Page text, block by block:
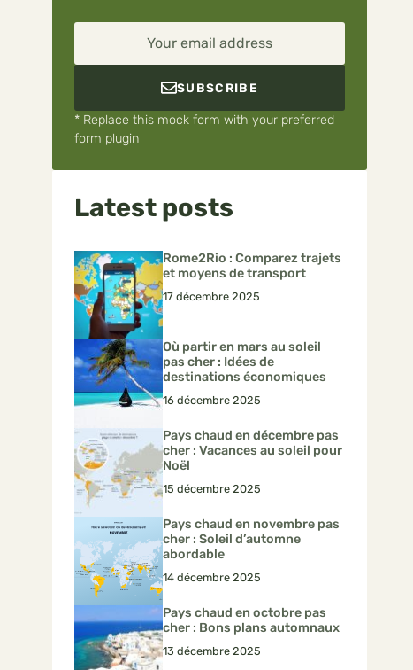
Your email address
SUBSCRIBE
* Replace this mock form with your preferred
form plugin
Latest posts
Rome2Rio : Comparez trajets
et moyens de transport
17 décembre 2025
Où partir en mars au soleil
pas cher : Idées de
destinations économiques
16 décembre 2025
Pays chaud en décembre pas
cher : Vacances au soleil pour
Noël
15 décembre 2025
Pays chaud en novembre pas
cher : Soleil d’automne
abordable
14 décembre 2025
Pays chaud en octobre pas
cher : Bons plans automnaux
13 décembre 2025